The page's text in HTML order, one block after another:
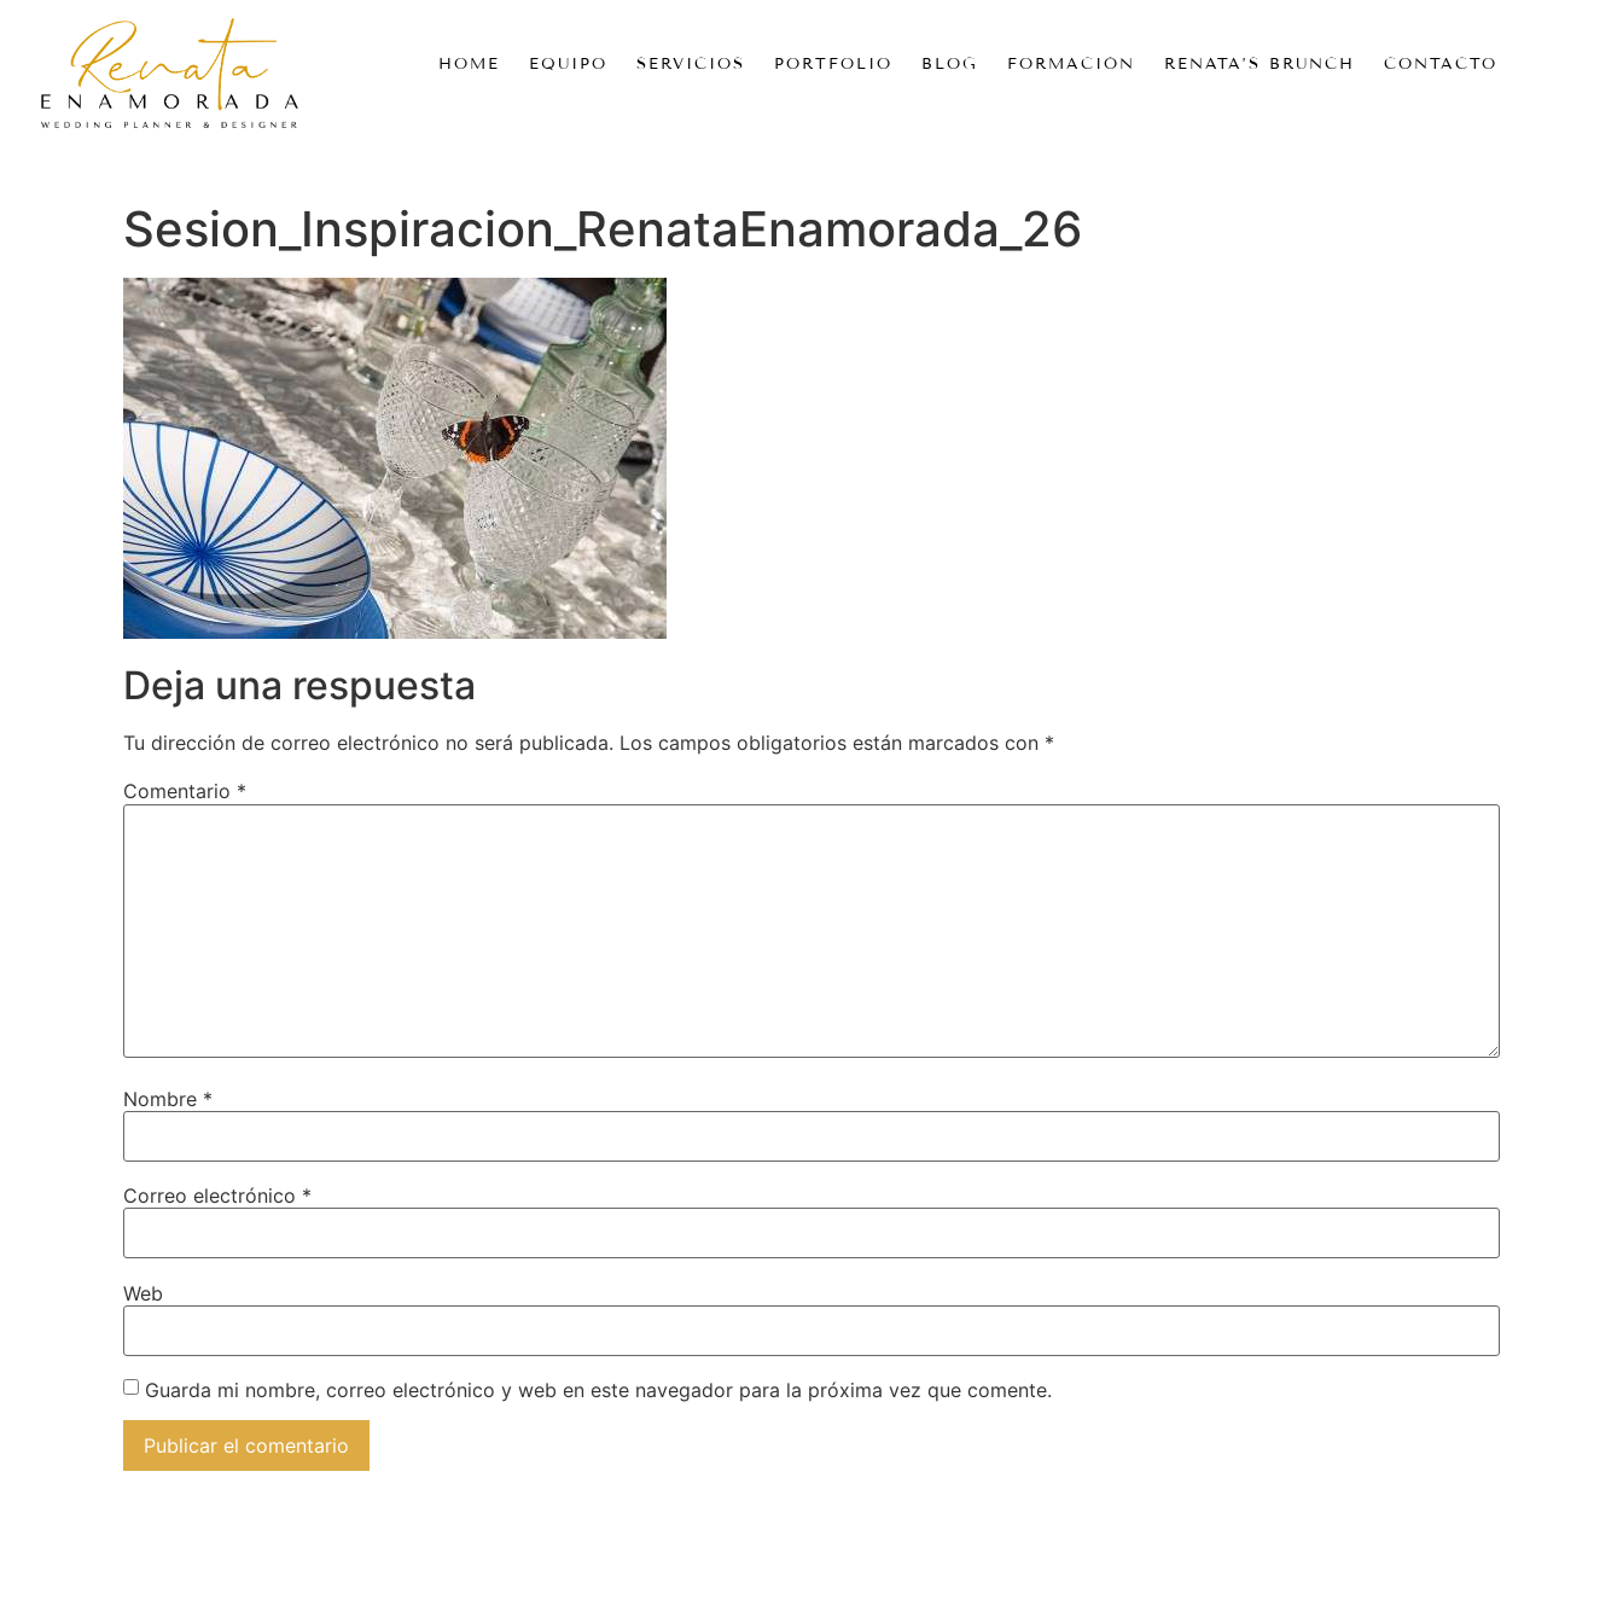
HOME EQUIPO SERVICIOS PORTFOLIO BLOG FORMACIÓN RENATA’S BRUNCH CONTACTO
Sesion_Inspiracion_RenataEnamorada_26
Deja una respuesta
Tu dirección de correo electrónico no será publicada. Los campos obligatorios están marcados con *
Comentario *
Nombre *
Correo electrónico *
Web
Guarda mi nombre, correo electrónico y web en este navegador para la próxima vez que comente.